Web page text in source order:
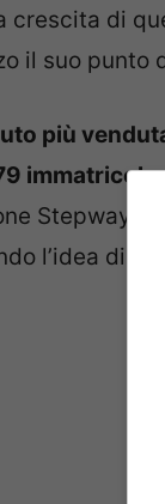
crescita di
il suo punto
più
Stepway,
l’idea di